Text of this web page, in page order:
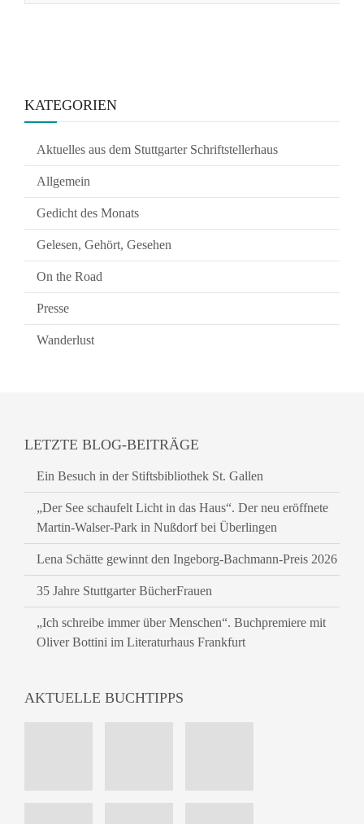
KATEGORIEN
Aktuelles aus dem Stuttgarter Schriftstellerhaus
Allgemein
Gedicht des Monats
Gelesen, Gehört, Gesehen
On the Road
Presse
Wanderlust
LETZTE BLOG-BEITRÄGE
Ein Besuch in der Stiftsbibliothek St. Gallen
„Der See schaufelt Licht in das Haus“. Der neu eröffnete
Martin-Walser-Park in Nußdorf bei Überlingen
Lena Schätte gewinnt den Ingeborg-Bachmann-Preis 2026
35 Jahre Stuttgarter BücherFrauen
„Ich schreibe immer über Menschen“. Buchpremiere mit
Oliver Bottini im Literaturhaus Frankfurt
AKTUELLE BUCHTIPPS